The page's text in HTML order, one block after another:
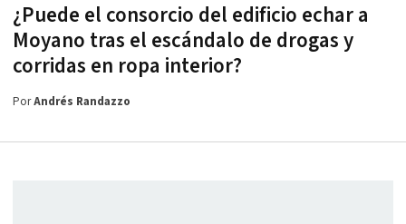
¿Puede el consorcio del edificio echar a
Moyano tras el escándalo de drogas y
corridas en ropa interior?
PorAndrés Randazzo